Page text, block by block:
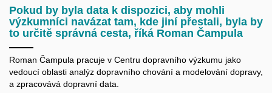
Pokud by byla data k dispozici, aby mohli
výzkumníci navázat tam, kde jiní přestali, byla by
to určitě správná cesta, říká Roman Čampula
Roman Čampula pracuje v Centru dopravního výzkumu jako
vedoucí oblasti analýz dopravního chování a modelování dopravy,
a zpracovává dopravní data.